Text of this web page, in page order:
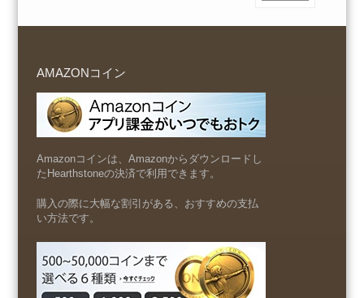
AMAZONコイン
Amazonコインは、Amazonからダウンロードし
たHearthstoneの決済で利用できます。
購入の際に大幅な割引がある、おすすめの支払
い方法です。